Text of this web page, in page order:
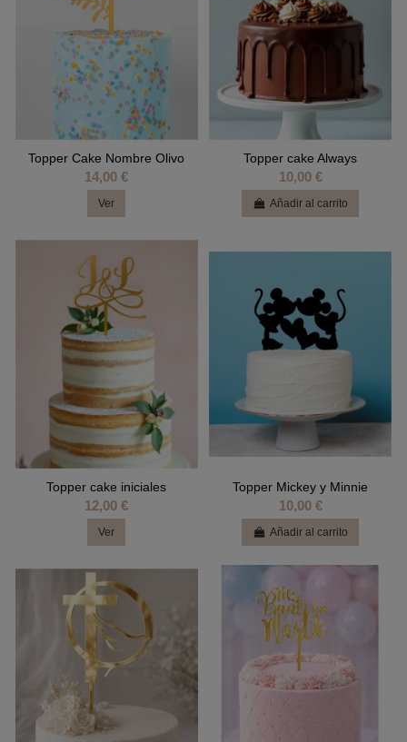
Topper Cake Nombre Olivo
14,00 €
Ver
Topper cake Always
10,00 €
Añadir al carrito
Topper cake iniciales
12,00 €
Ver
Topper Mickey y Minnie
10,00 €
Añadir al carrito